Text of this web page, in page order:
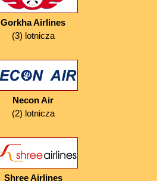
Gorkha Airlines
(3) lotnicza
Necon Air
(2) lotnicza
Shree Airlines